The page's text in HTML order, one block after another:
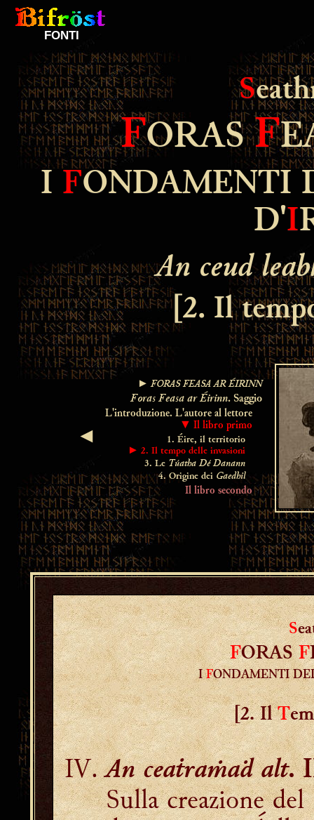
FONTI
S
FORASF
I FONDAMENTI
D'I
An ceud
[2. Il
◄
► FORAS FEASA AR ÉIRINN
Foras Feasa ar Éirinn. Saggio
L'introduzione. L'autore al lettore
▼ Il libro primo
1. Éire, il territorio
► 2. Il tempo delle invasioni
3. Le Túatha Dé Danann
4. Origine dei Gaedhil
Il libro secondo
S
FORASF
IFONDAMENTI
[2. IlT
An ceaṫraṁaḋ alt.
Sulla creazione